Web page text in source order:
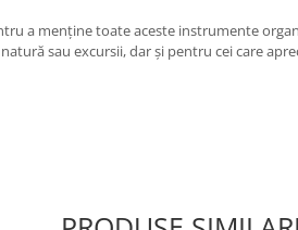
a menține toate aceste instrumente
sau excursii, dar și pentru cei care